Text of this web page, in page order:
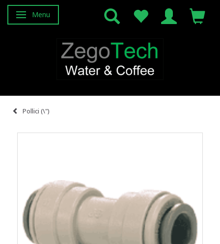
Attiva/disattiva navigazione
Menu
Pollici (\")